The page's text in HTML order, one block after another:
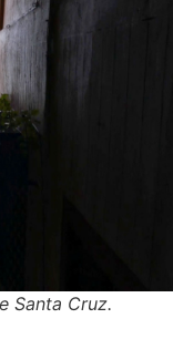
Santa Cruz.